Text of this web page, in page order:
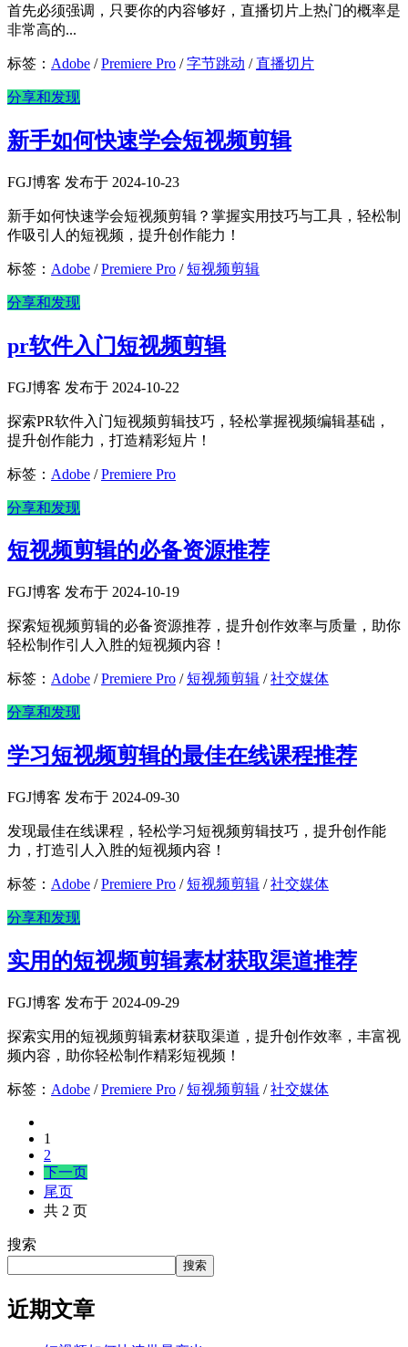
首先必须强调，只要你的内容够好，直播切片上热门的概率是
非常高的...
标签： Adobe /Premiere Pro /字节跳动 /直播切片
分享和发现
新手如何快速学会短视频剪辑
FGJ博客 发布于 2024-10-23
新手如何快速学会短视频剪辑？掌握实用技巧与工具，轻松制
作吸引人的短视频，提升创作能力！
标签： Adobe /Premiere Pro /短视频剪辑
分享和发现
pr软件入门短视频剪辑
FGJ博客 发布于 2024-10-22
探索PR软件入门短视频剪辑技巧，轻松掌握视频编辑基础，
提升创作能力，打造精彩短片！
标签： Adobe /Premiere Pro
分享和发现
短视频剪辑的必备资源推荐
FGJ博客 发布于 2024-10-19
探索短视频剪辑的必备资源推荐，提升创作效率与质量，助你
轻松制作引人入胜的短视频内容！
标签： Adobe /Premiere Pro /短视频剪辑 /社交媒体
分享和发现
学习短视频剪辑的最佳在线课程推荐
FGJ博客 发布于 2024-09-30
发现最佳在线课程，轻松学习短视频剪辑技巧，提升创作能
力，打造引人入胜的短视频内容！
标签： Adobe /Premiere Pro /短视频剪辑 /社交媒体
分享和发现
实用的短视频剪辑素材获取渠道推荐
FGJ博客 发布于 2024-09-29
探索实用的短视频剪辑素材获取渠道，提升创作效率，丰富视
频内容，助你轻松制作精彩短视频！
标签： Adobe /Premiere Pro /短视频剪辑 /社交媒体
1
2
下一页
尾页
共 2 页
搜索
搜索
近期文章